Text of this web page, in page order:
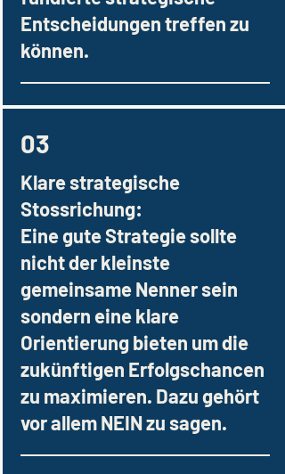
Entscheidungen treffen zu
können.
03
Klare strategische
Stossrichung:
Eine gute Strategie sollte
nicht der kleinste
gemeinsame Nenner sein
sondern eine klare
Orientierung bieten um die
zukünftigen Erfolgschancen
zu maximieren. Dazu gehört
vor allem NEIN zu sagen.